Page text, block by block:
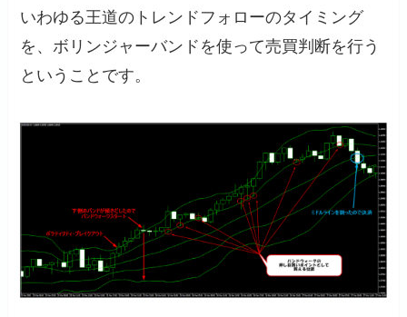
いわゆる王道のトレンドフォローのタイミング
を、ボリンジャーバンドを使って売買判断を行う
ということです。